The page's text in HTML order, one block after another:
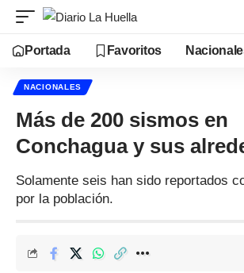
Portada Favoritos
NACIONALES
Más de 200 sismos en
Conchagua y sus
Solamente seis han sido reportados
por la población.